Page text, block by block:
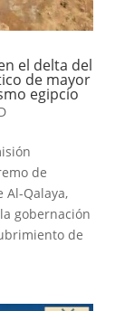
el delta del
de mayor
egipcio
de
Al-Qalaya,
gobernación
de